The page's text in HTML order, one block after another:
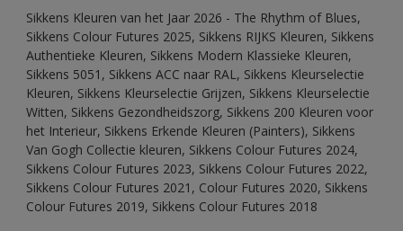
Sikkens Kleuren van het Jaar 2026 - The Rhythm of Blues,
Sikkens Colour Futures 2025, Sikkens RIJKS Kleuren, Sikkens
Authentieke Kleuren, Sikkens Modern Klassieke Kleuren,
Sikkens 5051, Sikkens ACC naar RAL, Sikkens Kleurselectie
Kleuren, Sikkens Kleurselectie Grijzen, Sikkens Kleurselectie
Witten, Sikkens Gezondheidszorg, Sikkens 200 Kleuren voor
het Interieur, Sikkens Erkende Kleuren (Painters), Sikkens
Van Gogh Collectie kleuren, Sikkens Colour Futures 2024,
Sikkens Colour Futures 2023, Sikkens Colour Futures 2022,
Sikkens Colour Futures 2021, Colour Futures 2020, Sikkens
Colour Futures 2019, Sikkens Colour Futures 2018